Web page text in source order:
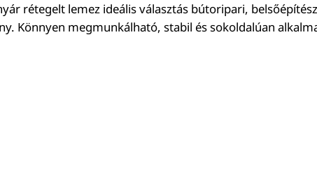
rétegelt lemez ideális választás bútoripari,
Könnyen megmunkálható, stabil és sokoldalúan